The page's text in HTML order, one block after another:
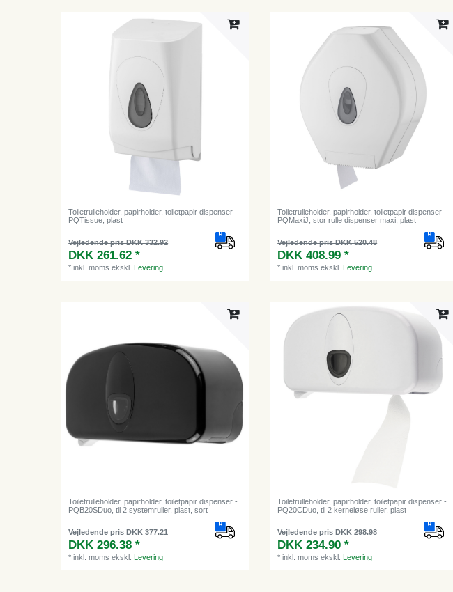
Toiletrulleholder, papirholder, toiletpapir dispenser -
PQTissue, plast
Vejledende pris DKK 332.92
DKK 261.62 *
*inkl. moms ekskl.Levering
Toiletrulleholder, papirholder, toiletpapir dispenser -
PQMaxiJ, stor rulle dispenser maxi, plast
Vejledende pris DKK 520.48
DKK 408.99 *
*inkl. moms ekskl.Levering
Toiletrulleholder, papirholder, toiletpapir dispenser -
PQB20SDuo, til 2 systemruller, plast, sort
Vejledende pris DKK 377.21
DKK 296.38 *
*inkl. moms ekskl. Levering
Toiletrulleholder, papirholder, toiletpapir dispenser -
PQ20CDuo, til 2 kerneløse ruller, plast
Vejledende pris DKK 298.98
DKK 234.90 *
*inkl. moms ekskl. Levering